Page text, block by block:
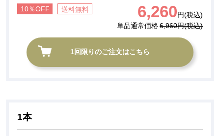
10％OFF 送料無料 6,260円(税込)
単品通常価格 6,960円(税込)
1回限りのご注文はこちら
1本